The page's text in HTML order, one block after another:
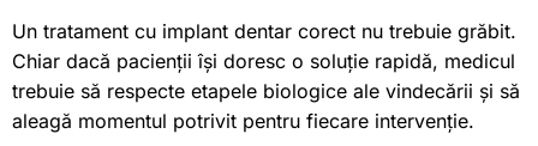
Un tratament cu implant dentar corect nu trebuie grăbit.
Chiar dacă pacienții își doresc o soluție rapidă, medicul
trebuie să respecte etapele biologice ale vindecării și să
aleagă momentul potrivit pentru fiecare intervenție.